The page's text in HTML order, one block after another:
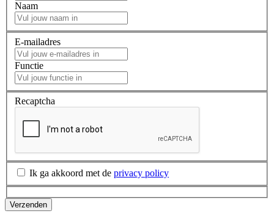
Naam
E-mailadres
Functie
Recaptcha
Ik ga akkoord met de privacy policy